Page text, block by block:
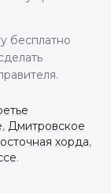
бесплатно
, Дмитровское
хорда,
.